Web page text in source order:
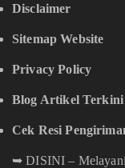
Disclaimer
Sitemap Website
Privacy Policy
Blog Artikel Terkini
Cek Resi
➥ DISINI –